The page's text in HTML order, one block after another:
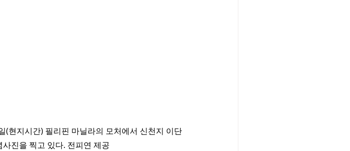
(현지시간) 필리핀 마닐라의 모처에서 신천지 이단
진을 찍고 있다. 전피연 제공